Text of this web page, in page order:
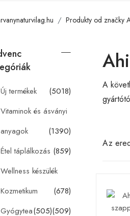
Produkty od značky
Új termékek
(5018)
Vitaminok és ásványi
anyagok
(1390)
Étel táplálkozás (859)
Wellness készülék
(678)
Kozmetikum
(509)
Gyógytea(505)
A
Az